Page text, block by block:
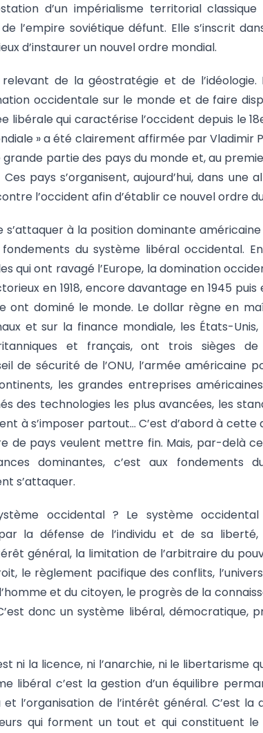
d’un impérialisme territorial classique
l’empire soviétique défunt. Elle s’inscrit
d’instaurer un nouvel ordre mondial.
de la géostratégie et de l’idéologie.
occidentale sur le monde et de faire
libérale qui caractérise l’occident depuis le
» a été clairement affirmée par Vladimir
partie des pays du monde et, au
pays s’organisent, aujourd’hui, dans une
l’occident afin d’établir ce nouvel ordre
s’attaquer à la position dominante
du système libéral occidental.
qui ont ravagé l’Europe, la domination
en 1918, encore davantage en 1945 puis
ont dominé le monde. Le dollar règne en
et sur la finance mondiale, les États-Unis,
et français, ont trois sièges de
de sécurité de l’ONU, l’armée américaine
les grandes entreprises
des technologies les plus avancées, les
à s’imposer partout… C’est d’abord à cette
de pays veulent mettre fin. Mais, par-delà
dominantes, c’est aux fondements
s’attaquer.
occidental ? Le système
la défense de l’individu et de sa
général, la limitation de l’arbitraire du
le règlement pacifique des conflits,
et du citoyen, le progrès de la
donc un système libéral, démocratique,
ni la licence, ni l’anarchie, ni le libertarisme
libéral c’est la gestion d’un équilibre
et l’organisation de l’intérêt général. C’est la
qui forment un tout et qui constituent le